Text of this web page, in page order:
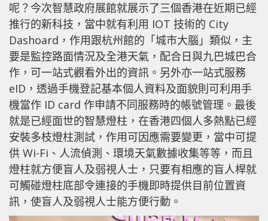
呢？今次智慧政府展館就展示了三個香港在近期已經
推行的新科技，當中就有利用 IOT 技術的 City
Dashoard，作用跟杭州館的「城市大腦」類似，主
要是監控路面情況及全港天氣，配合日與九巴城巴合
作，可一站式觀看外出的資訊。另外亦一站式服務
eID，透過手機登記基本個人資料及面貌則可利用手
機當作 ID card 作申請不同服務時的帳號管理。最後
就是已經面世的智慧燈柱，在香港四個人多熱點已經
安裝多枝燈柱測試，作用可因應需要變更，當中可提
供 Wi-Fi、人流偵測、環境天氣數據收集等等，而且
燈柱就方便盲人及弱視人士，只要有相應的盲人桿就
可觸碰燈柱底部令連接的手機即時提供目前位置資
訊，使盲人及弱視人士能方便行動。